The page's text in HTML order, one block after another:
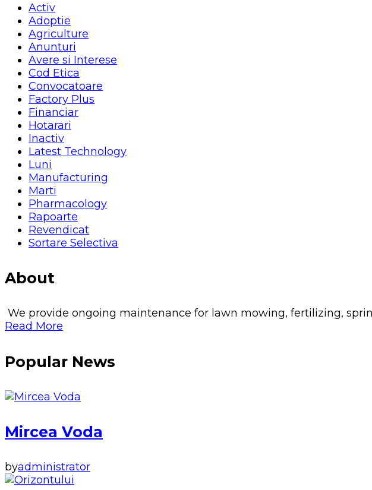
Activ
Adoptie
Agriculture
Anunturi
Avere si Interese
Cod Etica
Convocatoare
Factory Plus
Financiar
Hotarari
Inactiv
Latest Technology
Luni
Manufacturing
Marti
Pharmacology
Rapoarte
Revendicat
Sortare Selectiva
About
We provide ongoing maintenance for lawn mowing, fertilizing,
Read More
Popular News
Mircea Voda
byadministrator